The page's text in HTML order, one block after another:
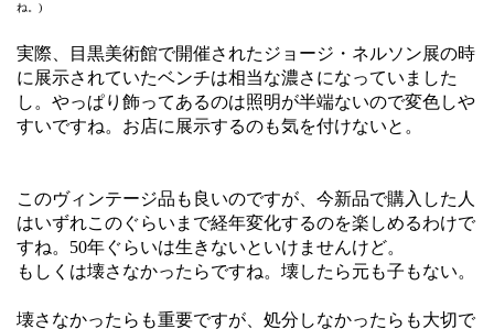
ね。)
実際、目黒美術館で開催されたジョージ・ネルソン展の時
に展示されていたベンチは相当な濃さになっていました
し。やっぱり飾ってあるのは照明が半端ないので変色しや
すいですね。お店に展示するのも気を付けないと。
このヴィンテージ品も良いのですが、今新品で購入した人
はいずれこのぐらいまで経年変化するのを楽しめるわけで
すね。50年ぐらいは生きないといけませんけど。
もしくは壊さなかったらですね。壊したら元も子もない。
壊さなかったらも重要ですが、処分しなかったらも大切で